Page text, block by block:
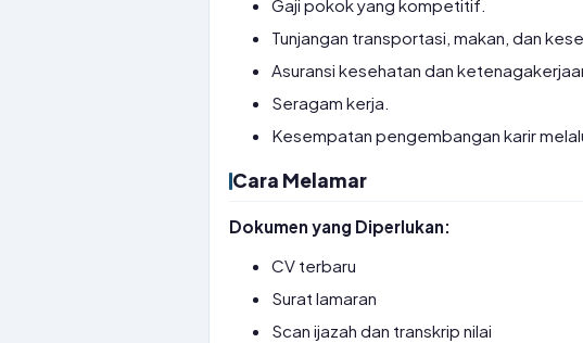
Gaji pokok yang kompetitif.
Tunjangan transportasi, makan, dan
Asuransi kesehatan dan
Seragam kerja.
Kesempatan pengembangan karir
Cara Melamar
Dokumen yang Diperlukan:
CV terbaru
Surat lamaran
Scan ijazah dan transkrip nilai